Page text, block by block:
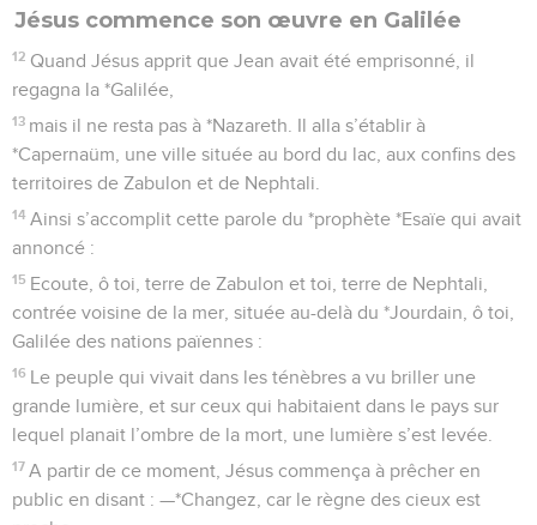
Jésus commence son œuvre en Galilée
12 Quand Jésus apprit que Jean avait été emprisonné, il
regagna la *Galilée,
13 mais il ne resta pas à *Nazareth. Il alla s’établir à
*Capernaüm, une ville située au bord du lac, aux confins des
territoires de Zabulon et de Nephtali.
14 Ainsi s’accomplit cette parole du *prophète *Esaïe qui avait
annoncé :
15 Ecoute, ô toi, terre de Zabulon et toi, terre de Nephtali,
contrée voisine de la mer, située au-delà du *Jourdain, ô toi,
Galilée des nations païennes :
16 Le peuple qui vivait dans les ténèbres a vu briller une
grande lumière, et sur ceux qui habitaient dans le pays sur
lequel planait l’ombre de la mort, une lumière s’est levée.
17 A partir de ce moment, Jésus commença à prêcher en
public en disant : —*Changez, car le règne des cieux est